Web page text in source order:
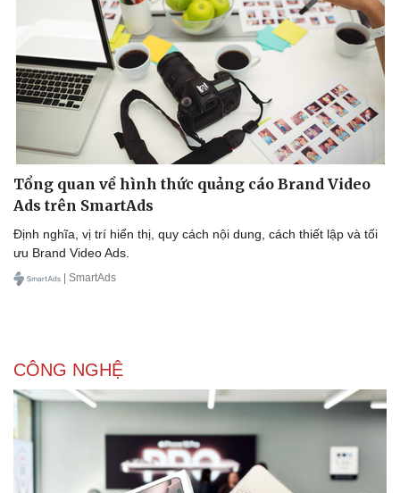
Sức khỏe
Dinh dưỡng - món ngon
Làm đẹp - giảm cân
Phòng mạch online
Ăn sạch sống khỏe
Tổng quan về hình thức quảng cáo Brand Video
Ads trên SmartAds
Định nghĩa, vị trí hiển thị, quy cách nội dung, cách thiết lập và tối
ưu Brand Video Ads.
| SmartAds
CÔNG NGHỆ